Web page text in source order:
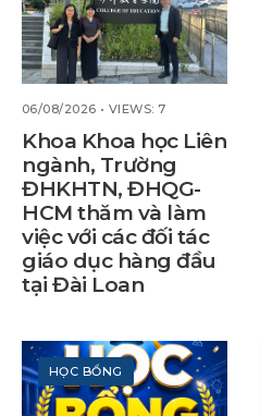
06/08/2026 • VIEWS: 7
Khoa Khoa học Liên
ngành, Trường
ĐHKHTN, ĐHQG-
HCM thăm và làm
việc với các đối tác
giáo dục hàng đầu
tại Đài Loan
HỌC BỔNG